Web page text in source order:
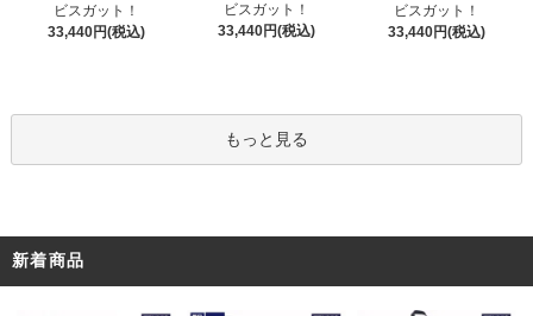
ビスガット！
33,440円(税込)
ビスガット！
33,440円(税込)
ビスガット！
33,440円(税込)
もっと見る
新着商品